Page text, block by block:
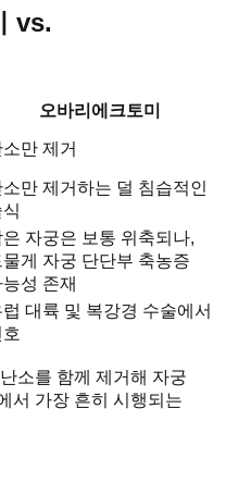
vs.
오바리에크토미
소만 제거
소만 제거하는 덜 침습적인
은 자궁은 보통 위축되나,
물게 자궁 단단부 축농증
능성 존재
럽 대륙 및 복강경 수술에서
소를 함께 제거해 자궁
서 가장 흔히 시행되는